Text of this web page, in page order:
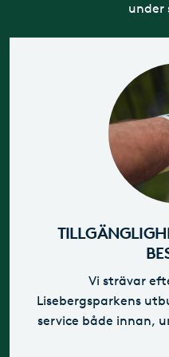
under
Vi strävar
Lisebergsparkens
service både innan,